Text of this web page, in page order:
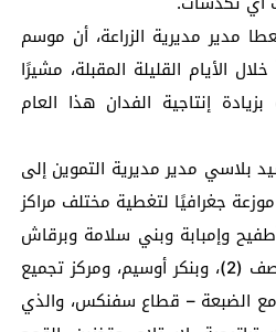
مدير مديرية الزراعة، أن موسم
الأيام القليلة المقبلة، مشيرًا
إنتاجية الفدان هذا العام
بلاسي مدير مديرية التموين إلى
جغرافيًا لتغطية مختلف مراكز
وإمبابة وبني سلامة وبرقاش
وأوسيم، إلى جانب شونة الصف (2)، وبنكر أوسيم، ومركز تجميع
الضبعة – قطاع سفنكس، والذي